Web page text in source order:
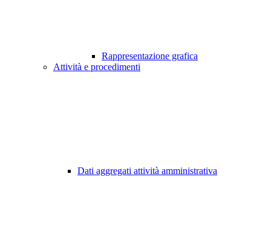
Rappresentazione grafica
Attività e procedimenti
Dati aggregati attività amministrativa